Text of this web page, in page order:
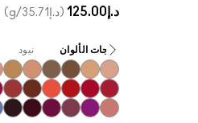
د.إ125.00 د.إ35.71 /g
جميع درجات الألوان نيود
Fleshpot
Peachstock
HodgePodge
Stone
Brave Red
Of Attention
Left On Red
Morange